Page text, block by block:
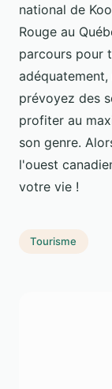
national de
Rouge au
parcours pour
prévoyez des
profiter au
son genre.
l'ouest
votre vie !
Tourisme